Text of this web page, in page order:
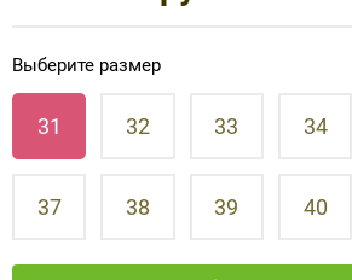
Выберите размер
31 32 33 34
37 38 39 40
инвалидов
Противопролежневые матрасы,
ОПОРЫ, ВЕРТИКАЛИЗАТОРЫ,